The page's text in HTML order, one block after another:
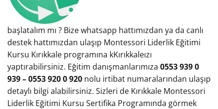
başlatalım mı ? Bize whatsapp hattımızdan ya da canlı
destek hattımızdan ulaşıp Montessori Liderlik Eğitimi
Kursu Kırıkkale programına kKırıkkaleızı
yaptırabilirsiniz. Eğitim danışmanlarımıza 0553 939 0
939 – 0553 920 0 920 nolu irtibat numaralarından ulaşıp
detaylı bilgi alabilirsiniz. Sizleri de Kırıkkale Montessori
Liderlik Eğitimi Kursu Sertifika Programında görmek